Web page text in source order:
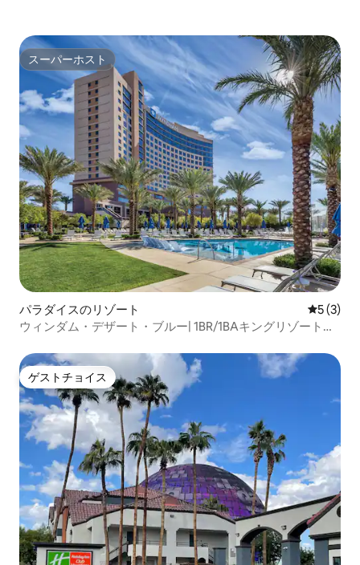
スーパーホスト
スーパーホスト
パラダイスのリゾート レビュー
5 (3)
ウィンダム・デザート・ブルー| 1BR/1BAキングリゾートス
ゲストチョイス
ゲストチョイス